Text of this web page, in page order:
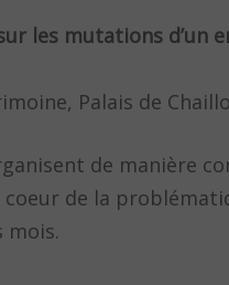
les mutations d’un
Palais de
de manière
de la
mois.